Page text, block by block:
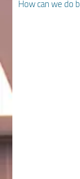
How can we do